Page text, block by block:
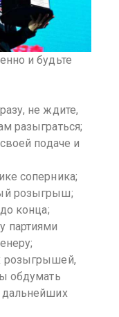
и будьте
не ждите,
разыграться;
подаче и
соперника;
розыгрыш;
конца;
партиями
розыгрышей,
обдумать
дальнейших